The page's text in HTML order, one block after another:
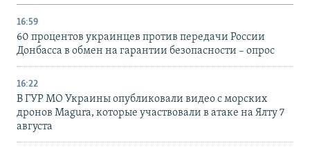
16:59
60 процентов украинцев против передачи России
Донбасса в обмен на гарантии безопасности – опрос
16:22
В ГУР МО Украины опубликовали видео с морских
дронов Magura, которые участвовали в атаке на Ялту 7
августа